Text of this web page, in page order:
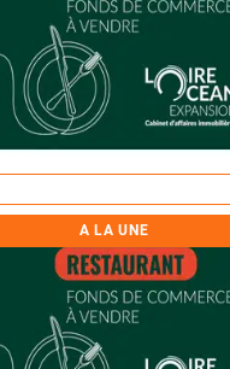
A LA UNE